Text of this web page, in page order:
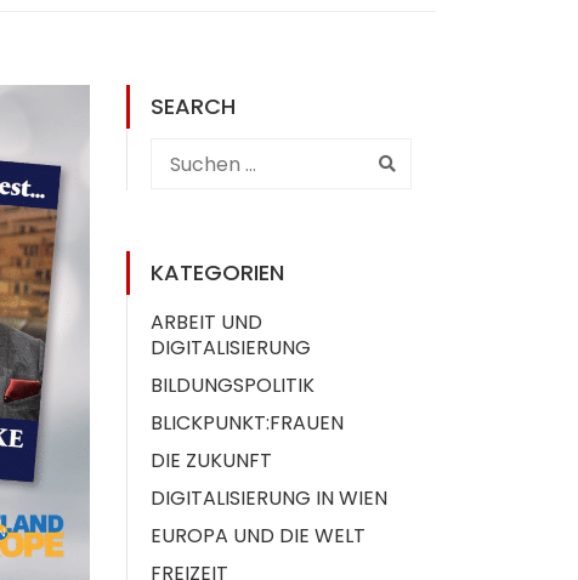
SEARCH
KATEGORIEN
ARBEIT UND
DIGITALISIERUNG
BILDUNGSPOLITIK
BLICKPUNKT:FRAUEN
DIE ZUKUNFT
DIGITALISIERUNG IN WIEN
EUROPA UND DIE WELT
FREIZEIT